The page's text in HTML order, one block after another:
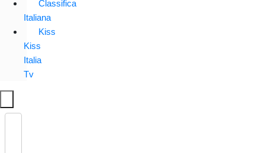
Classifica
Italiana
Kiss
Kiss
Italia
Tv